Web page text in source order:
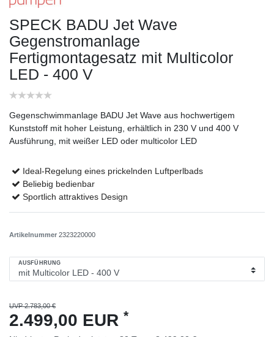
SPECK BADU Jet Wave
Gegenstromanlage
Fertigmontagesatz mit Multicolor
LED - 400 V
Gegenschwimmanlage BADU Jet Wave aus hochwertigem
Kunststoff mit hoher Leistung, erhältlich in 230 V und 400 V
Ausführung, mit weißer LED oder multicolor LED
Ideal-Regelung eines prickelnden Luftperlbads
Beliebig bedienbar
Sportlich attraktives Design
Artikelnummer 2323220000
AUSFÜHRUNG
UVP 2.783,00 €
2.499,00 EUR *